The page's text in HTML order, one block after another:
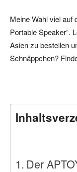
Meine Wahl viel auf
Portable Speaker“.
Asien zu bestellen
Schnäppchen?
Der